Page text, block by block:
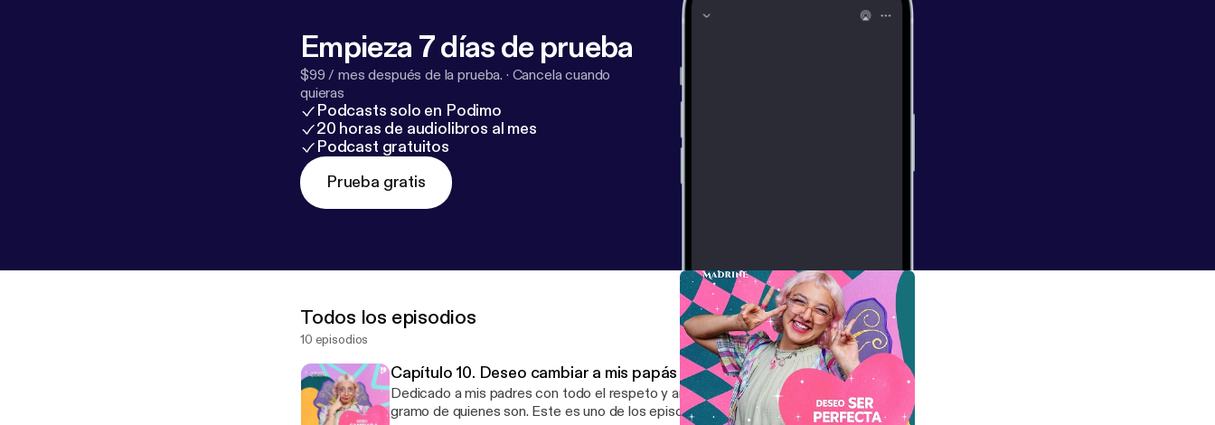
Empieza 7 días de prueba
$99 / mes después de la prueba. · Cancela cuando
quieras
Podcasts solo en Podimo
20 horas de audiolibros al mes
Podcast gratuitos
Prueba gratis
Todos los episodios
10 episodios
Capítulo 10. Deseo cambiar a mis papás
Dedicado a mis padres con todo el respeto y amor posible. No cambiaría un un
gramo de quienes son. Este es uno de los episodios más importantes. Te quiero